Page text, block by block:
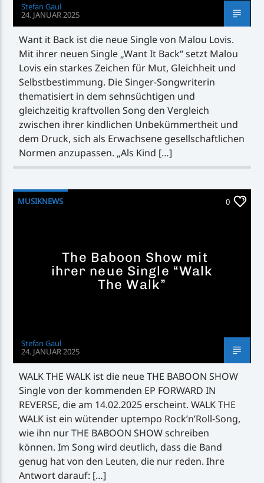
Stefan Gaul
24. JANUAR 2025
Want it Back ist die neue Single von Malou Lovis.
Mit ihrer neuen Single „Want It Back“ setzt Malou
Lovis ein starkes Zeichen für Mut, Gleichheit und
Selbstbestimmung. Die Singer-Songwriterin
thematisiert in dem sehnsüchtigen und
gleichzeitig kraftvollen Song den Vergleich
zwischen ihrer kindlichen Unbekümmertheit und
dem Druck, sich als Erwachsene gesellschaftlichen
Normen anzupassen. „Als Kind […]
MUSIKNEWS 0
The Baboon Show mit
ihrer neue Single “Walk
The Walk”
Stefan Gaul
24. JANUAR 2025
WALK THE WALK ist die neue THE BABOON SHOW
Single von der kommenden EP FORWARD IN
REVERSE, die am 14.02.2025 erscheint. WALK THE
WALK ist ein wütender uptempo Rock’n’Roll-Song,
wie ihn nur THE BABOON SHOW schreiben
können. Im Song wird deutlich, dass die Band
genug hat von den Leuten, die nur reden. Ihre
Antwort darauf: […]